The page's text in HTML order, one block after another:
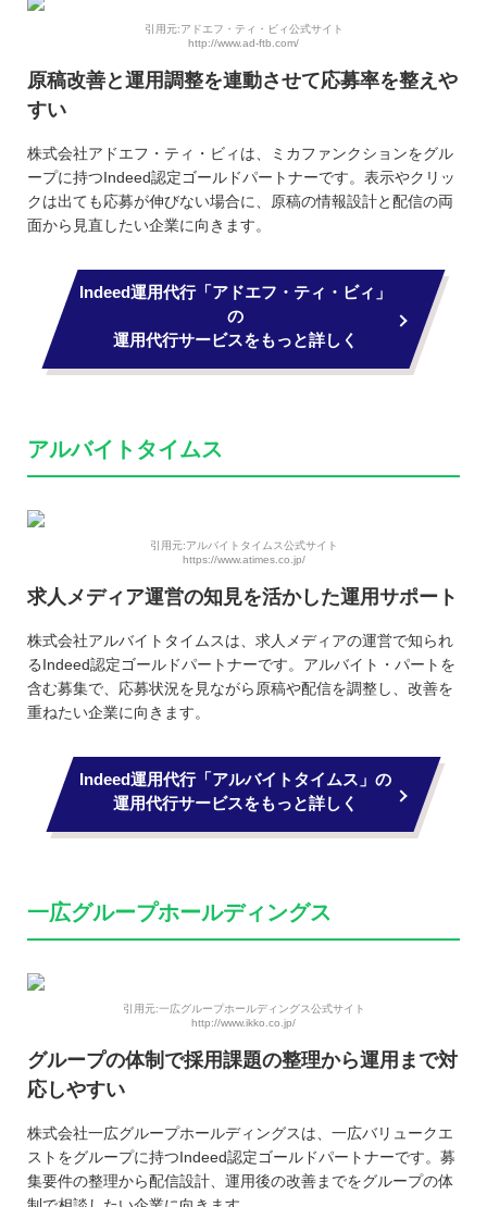
引用元:アドエフ・ティ・ビィ公式サイト
http://www.ad-ftb.com/
原稿改善と運用調整を連動させて応募率を整えや
すい
株式会社アドエフ・ティ・ビィは、ミカファンクションをグル
ープに持つIndeed認定ゴールドパートナーです。表示やクリッ
クは出ても応募が伸びない場合に、原稿の情報設計と配信の両
面から見直したい企業に向きます。
Indeed運用代行「アドエフ・ティ・ビィ」
の
運用代行サービスをもっと詳しく
アルバイトタイムス
引用元:アルバイトタイムス公式サイト
https://www.atimes.co.jp/
求人メディア運営の知見を活かした運用サポート
株式会社アルバイトタイムスは、求人メディアの運営で知られ
るIndeed認定ゴールドパートナーです。アルバイト・パートを
含む募集で、応募状況を見ながら原稿や配信を調整し、改善を
重ねたい企業に向きます。
Indeed運用代行「アルバイトタイムス」の
運用代行サービスをもっと詳しく
一広グループホールディングス
引用元:一広グループホールディングス公式サイト
http://www.ikko.co.jp/
グループの体制で採用課題の整理から運用まで対
応しやすい
株式会社一広グループホールディングスは、一広バリュークエ
ストをグループに持つIndeed認定ゴールドパートナーです。募
集要件の整理から配信設計、運用後の改善までをグループの体